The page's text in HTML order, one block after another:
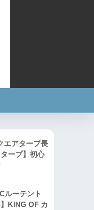
エアタープ長
ープ】初心
ルーテント
KING OF カ